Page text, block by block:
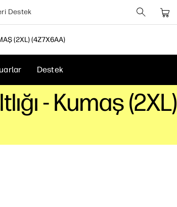
Destek
(2XL) (4Z7X6AA)
Destek
- Kumaş (2XL)